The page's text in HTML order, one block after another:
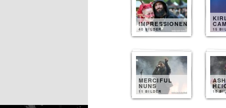
IMPRESSIONEN
40 BILDER 15
MERCIFUL
NUNS
11 BILDER 10